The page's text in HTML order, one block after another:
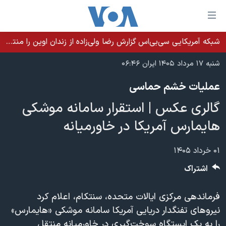
لینکهای
قابل
دسترسی
جهش
محتوای
اصلی
جهش
به
اصلی
جهش
جستجو
خانه
نسخه سبک وب‌سایت
موضوع ها
ایران
آمریکا
ویژه برنامه‌ها
ویدیوها
برنامه های تلویزیونی
جدول برنامه ها
صفحه‌های ویژه
۲۵۰سالگی آمریکا
بایگانی برنامه‌های تلویزیونی
فرکانس‌های صدای آمریکا
یادگیری زبان انگلیسی
شبکه آمریکایی سی‌بی‌‌اس گزارش رضا ولی‌زاده از زندان اوین را منتشر کرد؛ کامران حکمتی پیش از آغاز شیمی‌درمانی به زندان بازگردانده شد
شنبه ۱۷ مرداد ۱۴۰۵ ایران ۰۶:۴۶
عملیات خشم حماسی
گالری عکس | استقرار سامانه موشکی
هایمارس آمریکا در خاورمیانه
۰۱ خرداد ۱۴۰۵
فرماندهی مرکزی ایالات متحده، سنتکام، اعلام کرد
نیروهای تفنگدار دریایی آمریکا سامانه موشکی «هایمارس»
اشتراک